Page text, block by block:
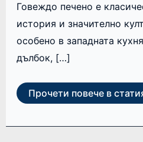
Говеждо печено е
история и значително
особено в западната
дълбок, […]
Прочети повече в